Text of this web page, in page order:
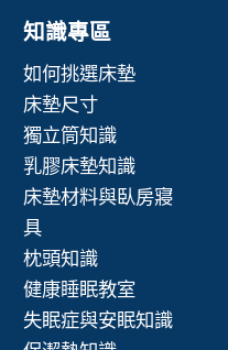
知識專區
如何挑選床墊
床墊尺寸
獨立筒知識
乳膠床墊知識
床墊材料與臥房寢
具
枕頭知識
健康睡眠教室
失眠症與安眠知識